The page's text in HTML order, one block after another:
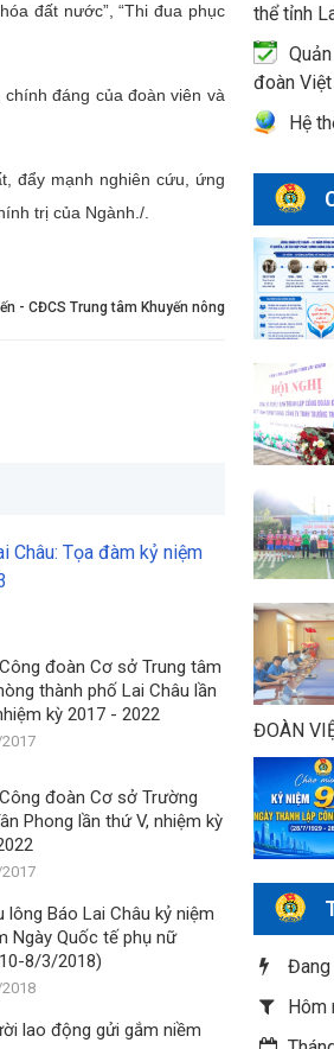
đất nước”, “Thi đua phục
đáng của đoàn viên và
đẩy mạnh nghiên cứu, ứng
trị của Ngành./.
- CĐCS Trung tâm Khuyến nông
CĐCS
Thanh
tỉnh
Châu:
Tọa
niệm
Ngày
Quốc
Phụ
đoàn Cơ sở Trung tâm
phố Lai Châu lần
kỳ 2017 - 2022
đoàn Cơ sở Trường
Phong lần thứ V, nhiệm kỳ
lông Báo Lai Châu kỷ niệm
Ngày Quốc tế phụ nữ
8/3/2018)
lao động gửi gắm niềm
thể tỉnh
đoàn
Hệ
ĐOÀN
Đang
Hôm